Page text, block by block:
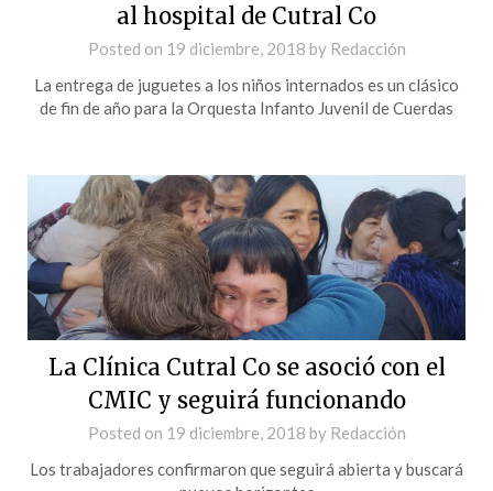
al hospital de Cutral Co
Posted on 19 diciembre, 2018 by Redacción
La entrega de juguetes a los niños internados es un clásico
de fin de año para la Orquesta Infanto Juvenil de Cuerdas
La Clínica Cutral Co se asoció con el
CMIC y seguirá funcionando
Posted on 19 diciembre, 2018 by Redacción
Los trabajadores confirmaron que seguirá abierta y buscará